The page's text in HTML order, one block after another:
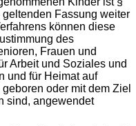
Fassung weiter
können diese
des
Frauen und
Arbeit und Soziales und
und für Heimat auf
oder mit dem Ziel
sind, angewendet